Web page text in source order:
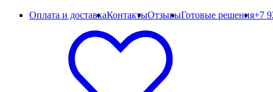
Оплата и доставкаКонтактыОтзывыГотовые решения+7